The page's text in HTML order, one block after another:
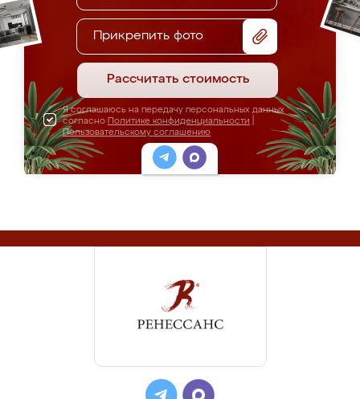
Прикрепить фото
Рассчитать стоимость
Я соглашаюсь на передачу персональных данных
согласно Политике конфиденциальности
Пользовательскому соглашению